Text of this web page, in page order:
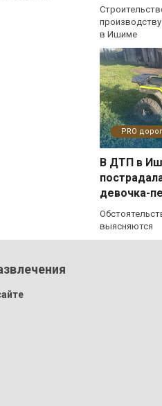
в Ишиме
PRO
В ДТП в
девочка-
выясняются